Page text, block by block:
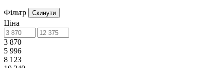
Фільтр Скинути
Ціна
3 870
5 996
8 123